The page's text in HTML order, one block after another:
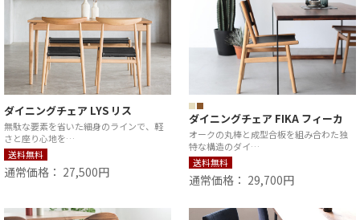
ダイニングチェア LYS リス
無駄な要素を省いた細身のラインで、軽
さと座り心地を…
送料無料
通常価格： 27,500円
ダイニングチェア FIKA フィーカ
オークの丸棒と成型合板を組み合わた独
特な構造のダイ…
送料無料
通常価格： 29,700円